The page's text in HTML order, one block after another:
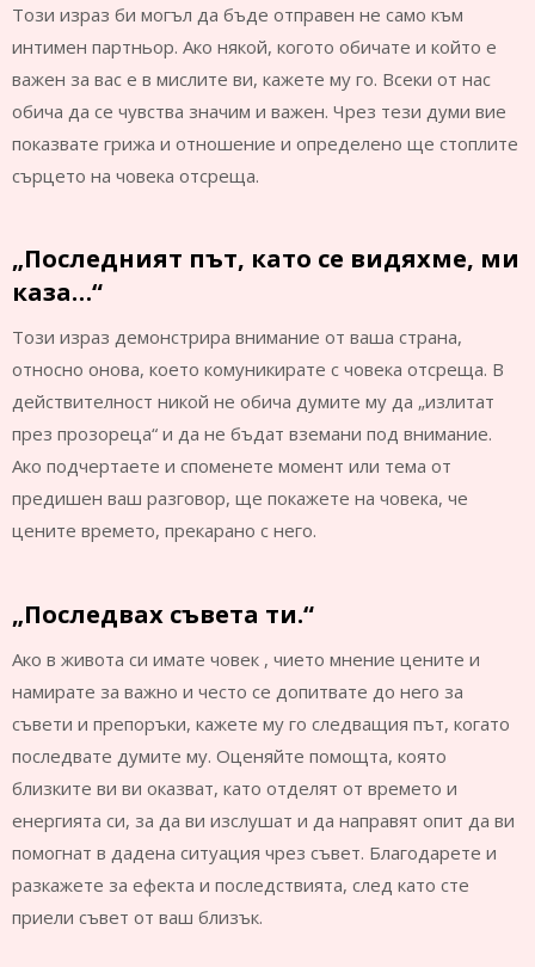
Този израз би могъл да бъде отправен не само към
интимен партньор. Ако някой, когото обичате и който е
важен за вас е в мислите ви, кажете му го. Всеки от нас
обича да се чувства значим и важен. Чрез тези думи вие
показвате грижа и отношение и определено ще стоплите
сърцето на човека отсреща.
„Последният път, като се видяхме, ми
каза…“
Този израз демонстрира внимание от ваша страна,
относно онова, което комуникирате с човека отсреща. В
действителност никой не обича думите му да „излитат
през прозореца“ и да не бъдат вземани под внимание.
Ако подчертаете и споменете момент или тема от
предишен ваш разговор, ще покажете на човека, че
цените времето, прекарано с него.
„Последвах съвета ти.“
Ако в живота си имате човек , чието мнение цените и
намирате за важно и често се допитвате до него за
съвети и препоръки, кажете му го следващия път, когато
последвате думите му. Оценяйте помощта, която
близките ви ви оказват, като отделят от времето и
енергията си, за да ви изслушат и да направят опит да ви
помогнат в дадена ситуация чрез съвет. Благодарете и
разкажете за ефекта и последствията, след като сте
приели съвет от ваш близък.